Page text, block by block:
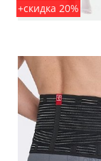
+скидка 20%